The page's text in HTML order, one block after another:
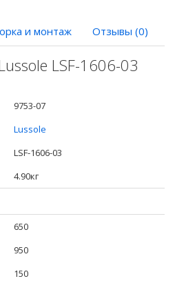
и монтаж Отзывы (0)
LSF-1606-03
9753-07
Lussole
LSF-1606-03
4.90кг
650
950
150